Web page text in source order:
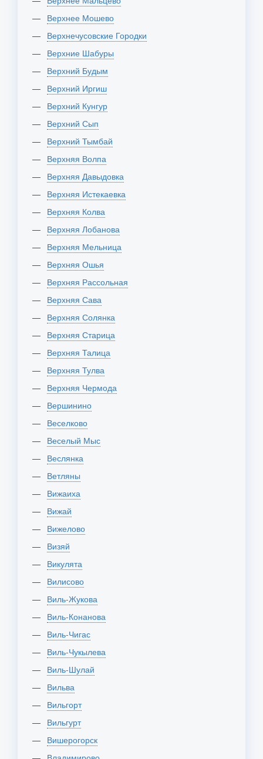
Верхнее Мошево
Верхнечусовские Городки
Верхние Шабуры
Верхний Будым
Верхний Иргиш
Верхний Кунгур
Верхний Сып
Верхний Тымбай
Верхняя Волпа
Верхняя Давыдовка
Верхняя Истекаевка
Верхняя Колва
Верхняя Лобанова
Верхняя Мельница
Верхняя Ошья
Верхняя Рассольная
Верхняя Сава
Верхняя Солянка
Верхняя Старица
Верхняя Талица
Верхняя Тулва
Верхняя Чермода
Вершинино
Веселково
Веселый Мыс
Веслянка
Ветляны
Вижаиха
Вижай
Вижелово
Визяй
Викулята
Вилисово
Виль-Жукова
Виль-Конанова
Виль-Чигас
Виль-Чукылева
Виль-Шулай
Вильва
Вильгорт
Вильгурт
Вишерогорск